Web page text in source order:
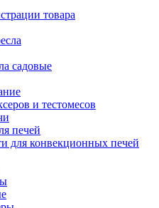
товара
садовые
и тестомесов
печей
для конвекционных печей